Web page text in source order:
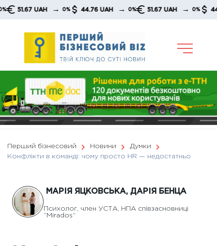
Skip
UAH → 0% 44.76 UAH → 0% 51.67 UAH → 0% 44.76 UAH
Перший бізнесовий Новини
Думки
Конфлікти в команді: чому просто HR — недостатньо
МАРІЯ ЯЦКОВСЬКА, ДАРІЯ БЕНЦА
Психолог, член УСТА, НПА співзасновниці
“Mirados”